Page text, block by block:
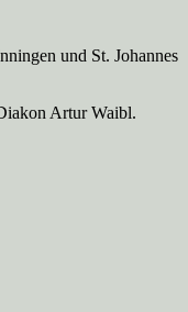
und St. Johannes
Artur Waibl.